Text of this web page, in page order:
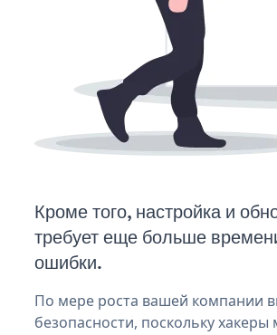
Кроме того, настройка и
требует еще больше
ошибки.
По мере роста вашей компании
безопасности, поскольку